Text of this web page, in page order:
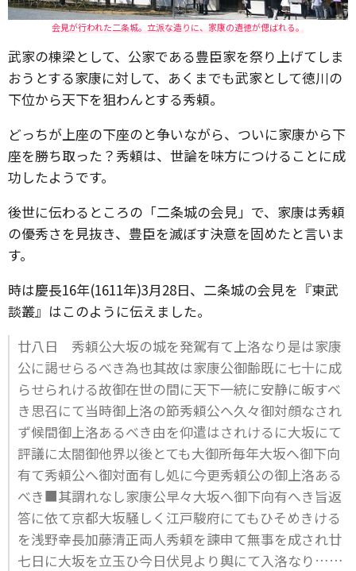
会見が行われた二条城。立派な造りに、家康の遺徳が偲ばれる。
武家の棟梁として、公家である豊臣家を祭り上げてしま
おうとする家康に対して、あくまでも武家として徳川の
下位から天下を狙わんとする秀頼。
どっちが上座の下座のと争いながら、ついに家康から下
座を勝ち取った？秀頼は、世論を味方につけることに成
功したようです。
後世に伝わるところの「二条城の会見」で、家康は秀頼
の優秀さを見抜き、豊臣を滅ぼす決意を固めたと言いま
す。
時は慶長16年(1611年)3月28日、二条城の会見を『東武
談叢』はこのように伝えました。
廿八日 秀頼公大坂の城を発駕有て上洛なり是は家康
公に謁せらるべき為也其故は家康公御齢既に七十に成
らせられける故御在世の間に天下一統に安静に皈すべ
き思召にて当時御上洛の節秀頼公へ久々御対顔なされ
ず候間御上洛あるべき由を仰遣はされけるに大坂にて
評議に太閤御他界以後とても大御所毎年大坂へ御下向
有て秀頼公へ御対面有し処に今更秀頼公の御上洛ある
べき■其謂れなし家康公早々大坂へ御下向有へき旨返
答に依て京都大坂騒しく江戸駿府にてもひそめきける
を浅野幸長加藤清正両人秀頼を諫申て無事を成され廿
七日に大坂を立玉ひ今日伏見より輿にて入洛なり……